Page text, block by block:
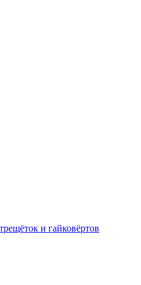
и гайковёртов